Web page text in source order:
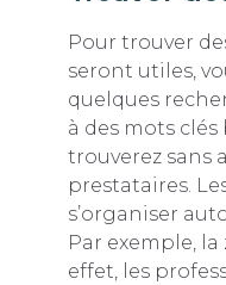
Pour trouver
seront utiles,
quelques
à des mots
trouverez sans
prestataires.
s’organiser
Par exemple,
effet, les